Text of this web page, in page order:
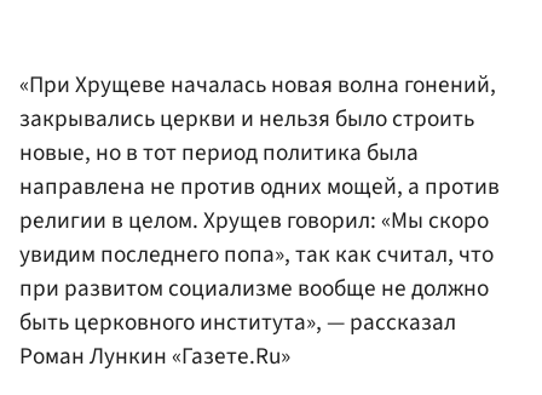
«При Хрущеве началась новая волна гонений,
закрывались церкви и нельзя было строить
новые, но в тот период политика была
направлена не против одних мощей, а против
религии в целом. Хрущев говорил: «Мы скоро
увидим последнего попа», так как считал, что
при развитом социализме вообще не должно
быть церковного института», — рассказал
Роман Лункин «Газете.Ru»